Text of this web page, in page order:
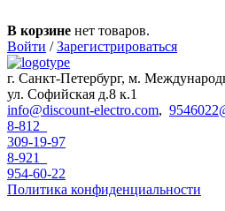
В корзине нет товаров.
Войти / Зарегистрироваться
г. Санкт-Петербург, м.
ул. Софийская д.8 к.1
info@discount-electro.com,
8-812
309-19-97
8-921
954-60-22
Политика конфиденциальности